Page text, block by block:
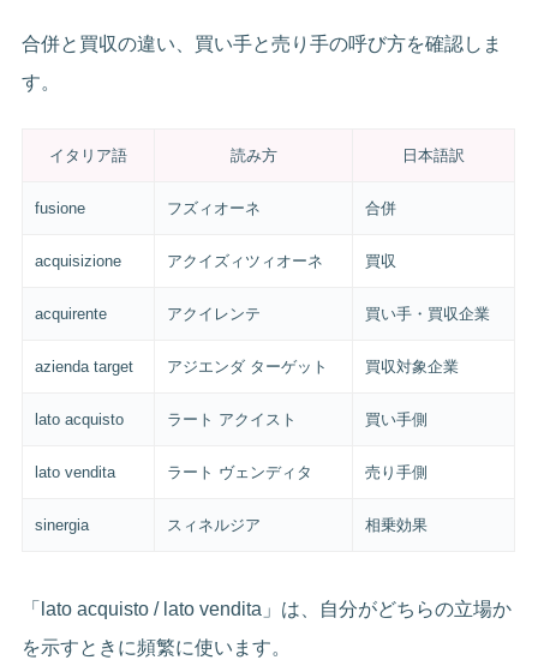
合併と買収の違い、買い手と売り手の呼び方を確認しま
す。
イタリア語 読み方 日本語訳
fusione フズィオーネ 合併
acquisizione アクイズィツィオーネ 買収
acquirente アクイレンテ 買い手・買収企業
azienda target アジエンダ ターゲット 買収対象企業
lato acquisto ラート アクイスト 買い手側
lato vendita ラート ヴェンディタ 売り手側
sinergia スィネルジア 相乗効果
「lato acquisto / lato vendita」は、自分がどちらの立場か
を示すときに頻繁に使います。